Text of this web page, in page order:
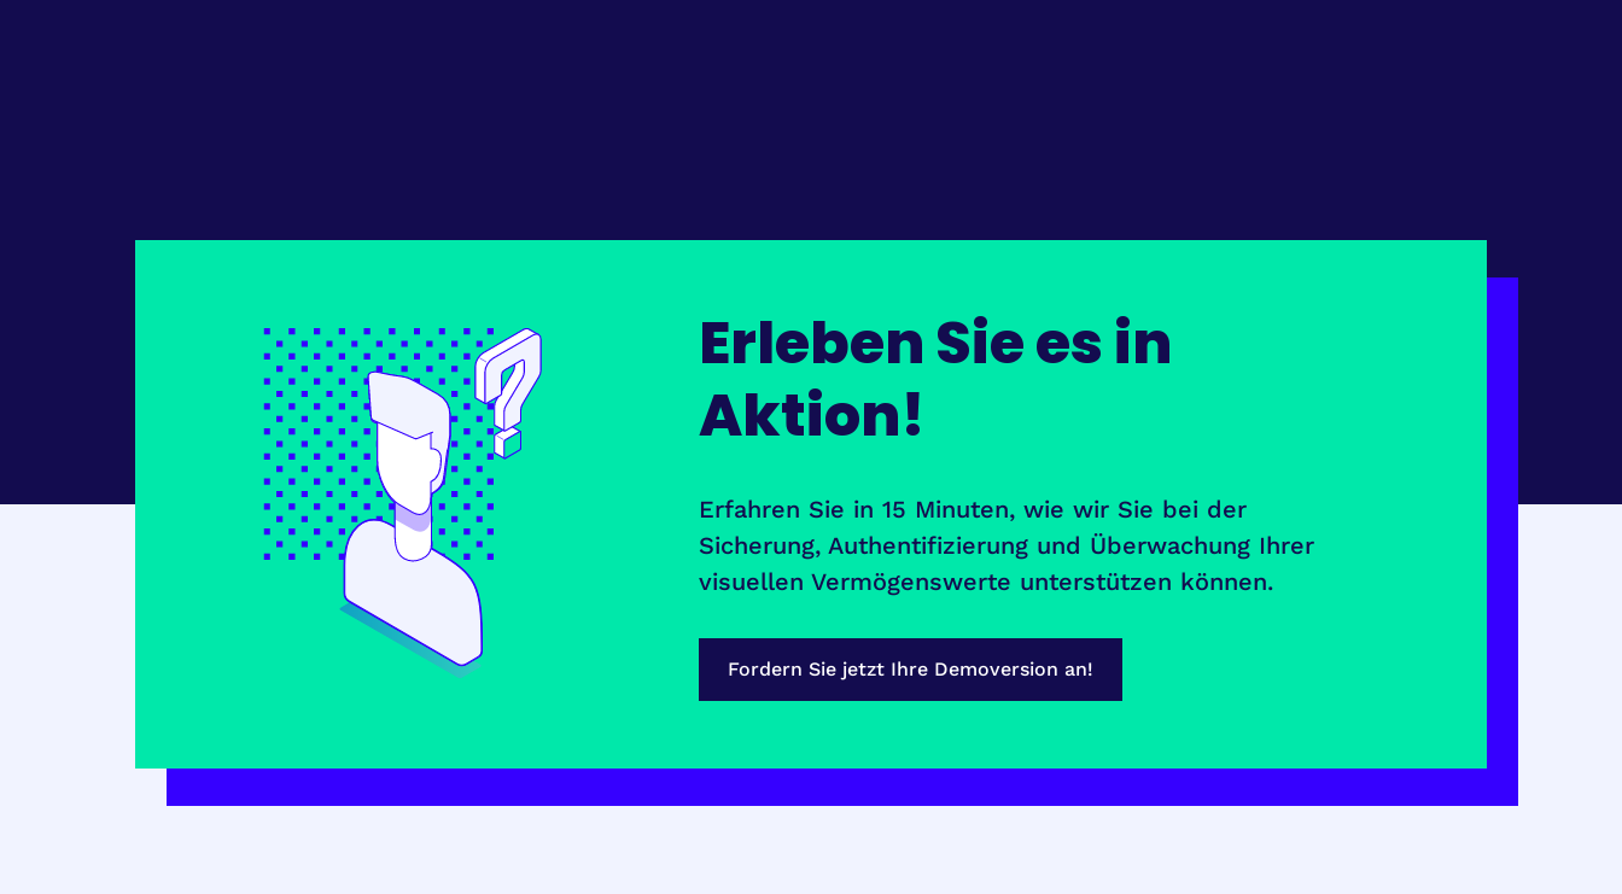
Erleben Sie es in
Aktion!
Erfahren Sie in 15 Minuten, wie wir Sie bei der
Sicherung, Authentifizierung und Überwachung Ihrer
visuellen Vermögenswerte unterstützen können.
Fordern Sie jetzt Ihre Demoversion an!